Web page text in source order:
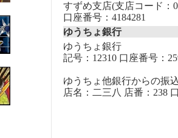
すずめ支店(支店コード：
口座番号：4184281
ゆうちょ銀行
ゆうちょ銀行
記号：12310 口座番号：
ゆうちょ他銀行からの振
店名：二三八 店番：238